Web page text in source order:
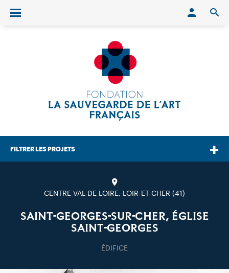
Ouvrir/fermer le menu
FILTRER LES PROJETS
CENTRE-VAL DE LOIRE, LOIR-ET-CHER (41)
SAINT-GEORGES-SUR-CHER, ÉGLISE
SAINT-GEORGES
ÉDIFICE